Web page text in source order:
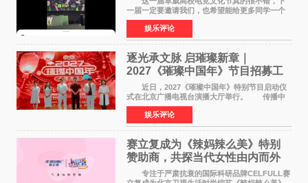
一届一定要邀请我们，也希望能给更多同学一个
来到现场的机会。 2026卓威高校电竞文化节
已经落下帷幕，在活动结束后，仍有不少高校电
竞社负责人和现
娱乐评论
逐光承文脉 启璀璨新章｜
2027《璀璨中国年》节目招募工
作圆满启动
近日，2027《璀璨中国年》特别节目启动仪
式在北京广播电视台演播大厅举行。 传播中
华优秀传统文化，弘扬纯正国风艺术，打造高规
格、高质感、正能量的文艺盛典，是璀璨中国年
矢志不渝的初心
娱乐评论
赛立复成为《辣妈辣么美》特别
赞助商，共探当代女性由内而外
活力美
专注于严肃抗衰的国际科研品牌CELFULL赛